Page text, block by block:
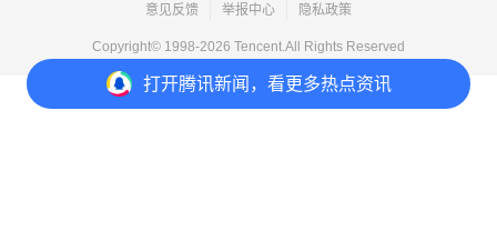
打开腾讯新闻，看更多热点资讯
意见反馈 举报中心 隐私政策
Copyright© 1998-2026 Tencent.All Rights Reserved